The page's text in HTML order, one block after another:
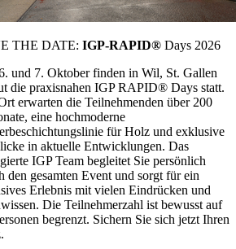
THE DATE: IGP-RAPID® Days 2026
und 7. Oktober finden in Wil, St. Gallen
die praxisnahen IGP RAPID® Days statt.
erwarten die Teilnehmenden über 200
eine hochmoderne
für Holz und exklusive
in aktuelle Entwicklungen. Das
IGP Team begleitet Sie persönlich
den gesamten Event und sorgt für ein
Erlebnis mit vielen Eindrücken und
Die Teilnehmerzahl ist bewusst auf
begrenzt. Sichern Sie sich jetzt Ihren